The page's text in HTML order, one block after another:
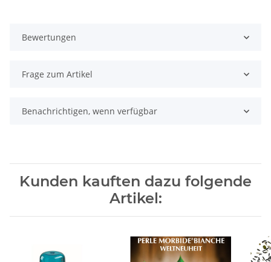
Bewertungen
Frage zum Artikel
Benachrichtigen, wenn verfügbar
Kunden kauften dazu folgende
Artikel: